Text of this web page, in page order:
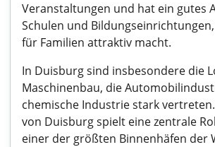
Veranstaltungen und hat ein gutes
Schulen und
für Familien attraktiv macht.
In Duisburg sind insbesondere die
Maschinenbau, die
chemische Industrie stark
von Duisburg spielt eine zentrale
einer der größten Binnenhäfen der